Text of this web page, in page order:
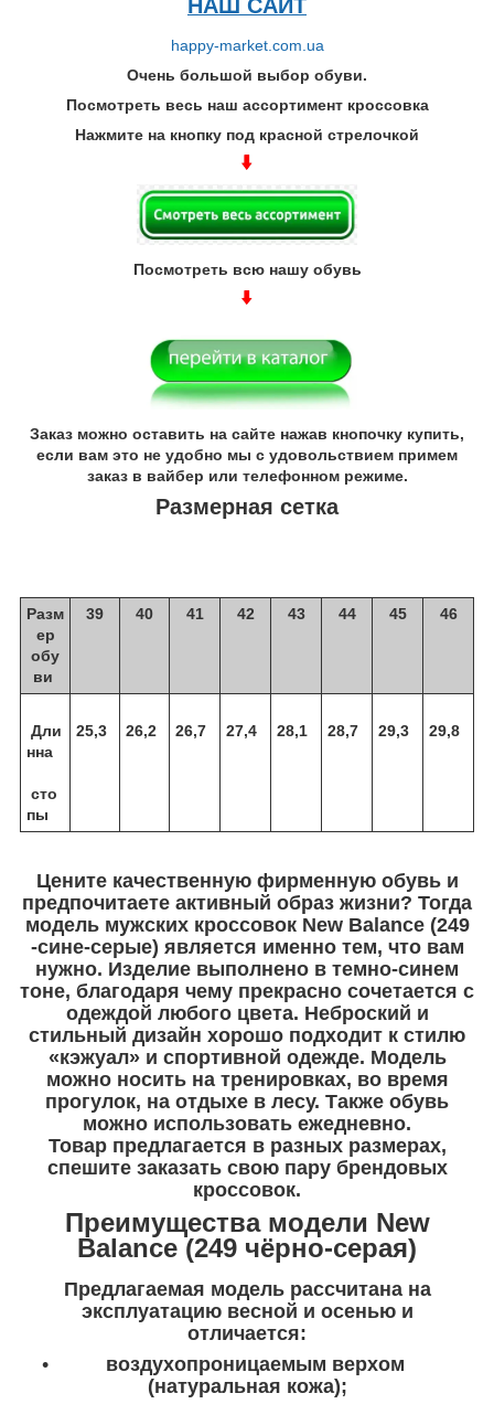
НАШ САЙТ
happy-market.com.ua
Очень большой выбор обуви.
Посмотреть весь наш ассортимент кроссовка
Нажмите на кнопку под красной стрелочкой
Посмотреть всю нашу обувь
Заказ можно оставить на сайте нажав кнопочку купить,
если вам это не удобно мы с удовольствием примем
заказ в вайбер или телефонном режиме.
Размерная сетка
Разм
ер
обу
ви
39 40 41 42 43 44 45 46
Дли
нна
сто
пы
25,3 26,2 26,7 27,4 28,1 28,7 29,3 29,8
Цените качественную фирменную обувь и
предпочитаете активный образ жизни? Тогда
модель мужских кроссовок New Balance (249
-сине-серые) является именно тем, что вам
нужно. Изделие выполнено в темно-синем
тоне, благодаря чему прекрасно сочетается с
одеждой любого цвета. Неброский и
стильный дизайн хорошо подходит к стилю
«кэжуал» и спортивной одежде. Модель
можно носить на тренировках, во время
прогулок, на отдыхе в лесу. Также обувь
можно использовать ежедневно.
Товар предлагается в разных размерах,
спешите заказать свою пару брендовых
кроссовок.
Преимущества модели New
Balance (249 чёрно-серая)
Предлагаемая модель рассчитана на
эксплуатацию весной и осенью и
отличается:
воздухопроницаемым верхом
(натуральная кожа);